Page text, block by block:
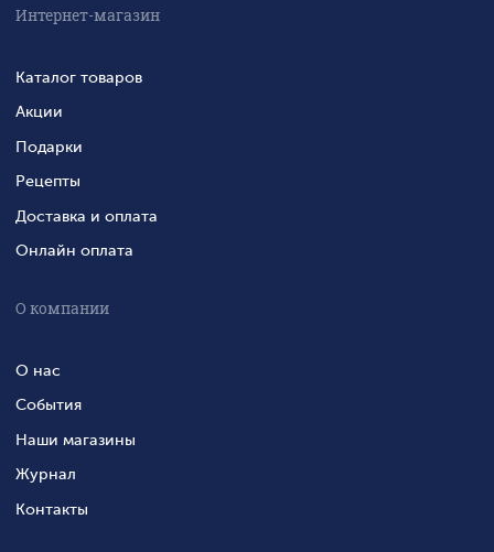
Интернет-магазин
Каталог товаров
Акции
Подарки
Рецепты
Доставка и оплата
Онлайн оплата
О компании
О нас
События
Наши магазины
Журнал
Контакты